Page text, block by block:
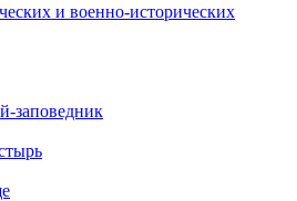
и военно-исторических
заповедник